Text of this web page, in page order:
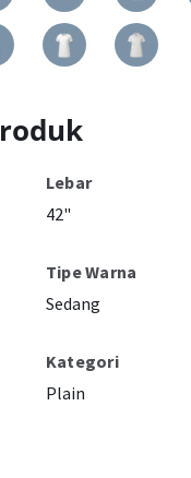
Lebar
42"
Tipe Warna
Sedang
Kategori
Plain